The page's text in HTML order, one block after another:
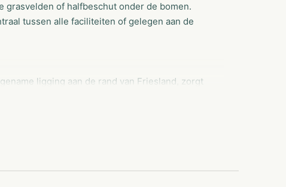
grasvelden of halfbeschut onder de bomen.
tussen alle faciliteiten of gelegen aan de
ligging aan de rand van Friesland, zorgt
Een jaarplaats op Vakantiepark Drentse